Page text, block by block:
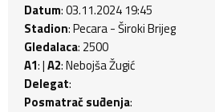
Datum: 03.11.2024 19:45
Stadion: Pecara - Široki Brijeg
Gledalaca: 2500
A1: |A2: Nebojša Žugić
Delegat:
Posmatrač suđenja: